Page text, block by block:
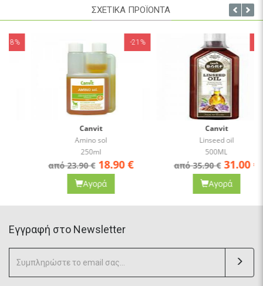
ΣΧΕΤΙΚΑ ΠΡΟΪΟΝΤΑ
Canvit
Amino sol
από 23.90 € 18.90€
Αγορά
Canvit
Linseed oil
από 35.90 € 31.00€
Αγορά
Eγγραφή στο Newsletter